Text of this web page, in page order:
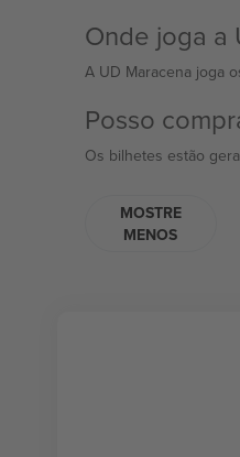
Onde joga a
A UD Maracena joga
Posso
Os bilhetes estão
MOSTRE
MENOS